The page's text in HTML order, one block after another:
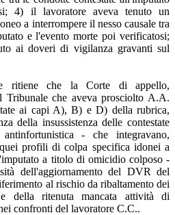
4) il lavoratore aveva tenuto un
a interrompere il nesso causale tra
e l'evento morte poi verificatosi;
ai doveri di vigilanza gravanti sul
ritiene che la Corte di appello,
Tribunale che aveva prosciolto A.A.
ai capi A), B) e D) della rubrica,
della insussistenza delle contestate
- che integravano,
profili di colpa specifica idonei a
a titolo di omicidio colposo -
dell'aggiornamento del DVR del
al rischio da ribaltamento dei
della ritenuta mancata attività di
confronti del lavoratore C.C..